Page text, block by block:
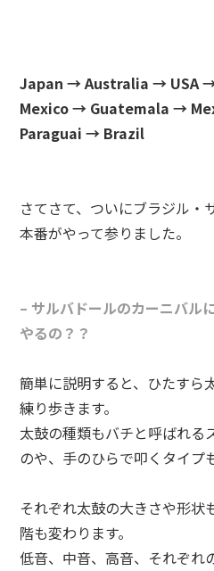
Japan → Australia → USA
Mexico → Guatemala →
Paraguai → Brazil
さてさて、ついにブラジル・
本番がやって参りました。
– サルバドールのカーニバル
やるの？？
簡単に説明すると、ひたすら
練り歩きます。
太鼓の種類もバチと呼ばれる
のや、手のひらで叩くタイプ
それぞれ太鼓の大きさや形状
階も変わります。
低音、中音、高音、それぞれ